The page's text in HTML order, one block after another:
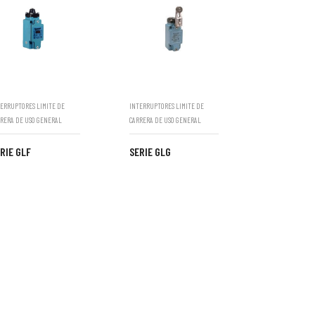
LIMITE DE
DE USO GENERAL
GLF
INTERRUPTORES LIMITE DE
CARRERA DE USO GENERAL
SERIE GLG